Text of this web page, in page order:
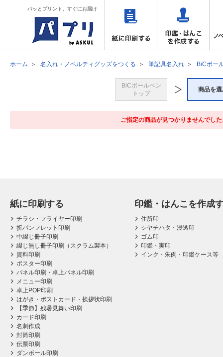
パッとプリント、すぐにお届け
ホーム 名入れ・ノベルティグッズをつくる 筆記具名入れ BiCボー
BiCボールペン
トップ
商品を
ご指定の商品が見つかりませんでし
紙に印刷する
チラシ・フライヤー印刷
折パンフレット印刷
中綴じ冊子印刷
綴じ無し冊子印刷（スクラム製本）
資料印刷
ポスター印刷
パネル印刷・卓上パネル印刷
メニュー印刷
卓上POP印刷
はがき・ポストカード・挨拶状印刷
【季節】残暑見舞い印刷
カード印刷
名刺作成
封筒印刷
伝票印刷
ダンボール印刷
印鑑・はんこを作成
住所印
シヤチハタ・浸透印
ゴム印
印鑑・実印
インク・朱肉・印鑑ケース等